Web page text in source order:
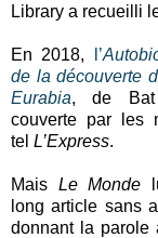
Library a recueilli
En 2018, l’
de la découverte
Eurabia, de Bat
couverte par les
tel L’Express.
Mais Le Monde
long article sans
donnant la parole